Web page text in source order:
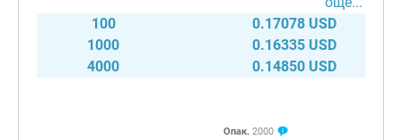
100
0.17078 USD
1000
0.16335 USD
4000
0.14850 USD
Опак. 2000